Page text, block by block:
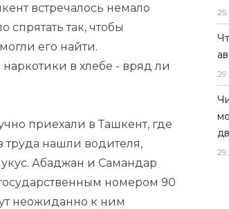
встречалось немало
так, чтобы
его найти.
в хлебе - вряд ли
приехали в Ташкент, где
нашли водителя,
Абаджан и Самандар
номером 90
неожиданно к ним
25.
29.
29.